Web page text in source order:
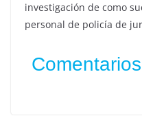
investigación de como
personal de policía de
Comentarios